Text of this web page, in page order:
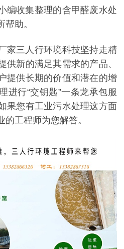
编收集整理的含甲醛废水处
助。
家三人行环境科技坚持走精
供新的满足其需求的产品、
提供长期的价值和潜在的增
进行“交钥匙”一条龙承包服
果您有工业污水处理这方面
工程师为您解答。